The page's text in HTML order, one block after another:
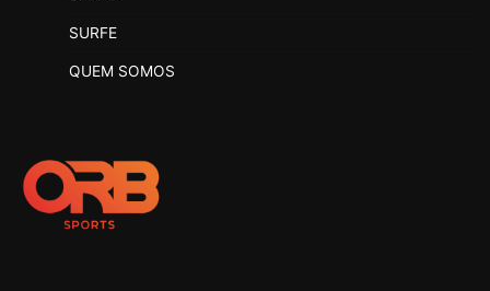
SURFE
QUEM SOMOS